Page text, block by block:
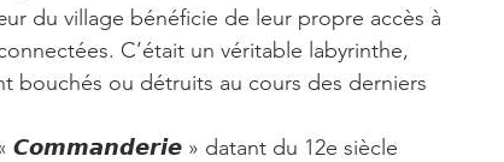
du village bénéficie de leur propre accès à
C’était un véritable labyrinthe,
bouchés ou détruits au cours des derniers
𝘾𝙤𝙢𝙢𝙖𝙣𝙙𝙚𝙧𝙞𝙚 » datant du 12e siècle